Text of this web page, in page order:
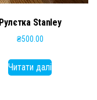
Рулєтка Stanley
₴500.00
Читати далі